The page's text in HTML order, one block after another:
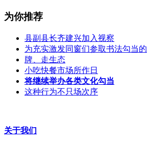
为你推荐
县副县长齐建兴加入视察
为充实激发同窗们参取书法勾当的
牌、走生态
小吃快餐市场所作日
将继续举办各类文化勾当
这种行为不只场次序
关于我们